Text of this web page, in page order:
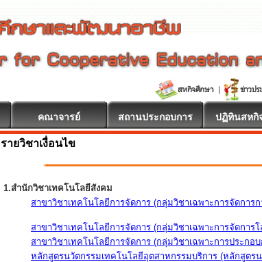
คณาจารย์ สถานประกอบการ ปฏิทินสหกิ
รายวิชาเงื่อนไข
1.สำนักวิชาเทคโนโลยีสังคม
สาขาวิชาเทคโนโลยีการจัดการ (กลุ่มวิชาเฉพาะการจัดการ
สาขาวิชาเทคโนโลยีการจัดการ (กลุ่มวิชาเฉพาะการจัดการ
สาขาวิชาเทคโนโลยีการจัดการ (กลุ่มวิชาเฉพาะการประกอบ
หลักสูตรนวัตกรรมเทคโนโลยีอุตสาหกรรมบริการ (หลักสูตร